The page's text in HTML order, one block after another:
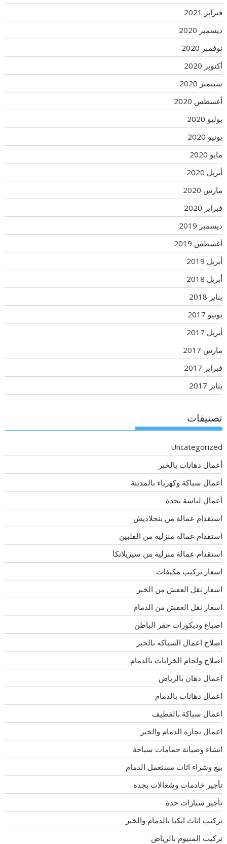
فبراير 2021
ديسمبر 2020
نوفمبر 2020
أكتوبر 2020
سبتمبر 2020
أغسطس 2020
يوليو 2020
يونيو 2020
مايو 2020
أبريل 2020
مارس 2020
فبراير 2020
ديسمبر 2019
أغسطس 2019
أبريل 2019
أبريل 2018
يناير 2018
يونيو 2017
أبريل 2017
مارس 2017
فبراير 2017
يناير 2017
تصنيفات
Uncategorized
أعمال دهانات بالخبر
أعمال سباكة وكهرباء بالمدينة
أعمال لياسة بجدة
استقدام عمالة من بنجلاديش
استقدام عمالة منزلية من الفلبين
استقدام عمالة منزلية من سيريلانكا
اسعار تركيب مكيفات
اسعار نقل العفش من الخبر
اسعار نقل العفش من الدمام
اصباغ وديكورات حفر الباطن
اصلاح اعمال السباكه بالخبر
اصلاح ولحام الخزانات بالدمام
اعمال دهان بالرياض
اعمال دهانات بالدمام
اعمال سباكة بالقطيف
اعمال نجاره الدمام والخبر
انشاء وصيانة حمامات سباحة
بيع وشراء اثاث مستعمل الدمام
تأجير خادمات وشغالات بجده
تأجير سيارات جدة
تركيب اثاث ايكيا بالدمام والخبر
تركيب المنيوم بالرياض